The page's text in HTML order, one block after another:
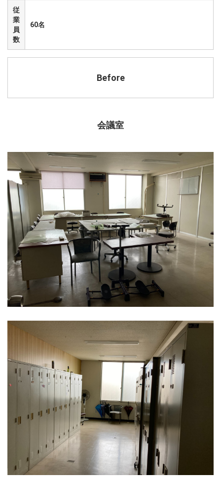
従
業
員
数
60名
Before
会議室